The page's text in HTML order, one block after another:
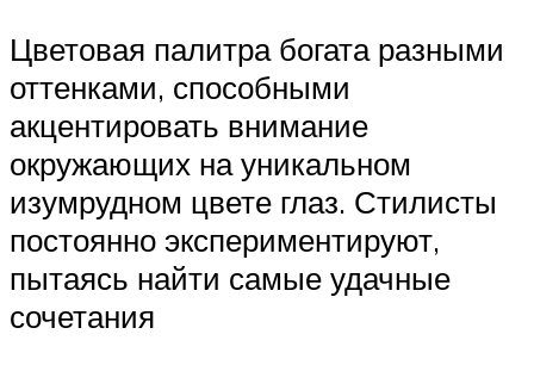
Цветовая палитра богата разными
оттенками, способными
акцентировать внимание
окружающих на уникальном
изумрудном цвете глаз. Стилисты
постоянно экспериментируют,
пытаясь найти самые удачные
сочетания